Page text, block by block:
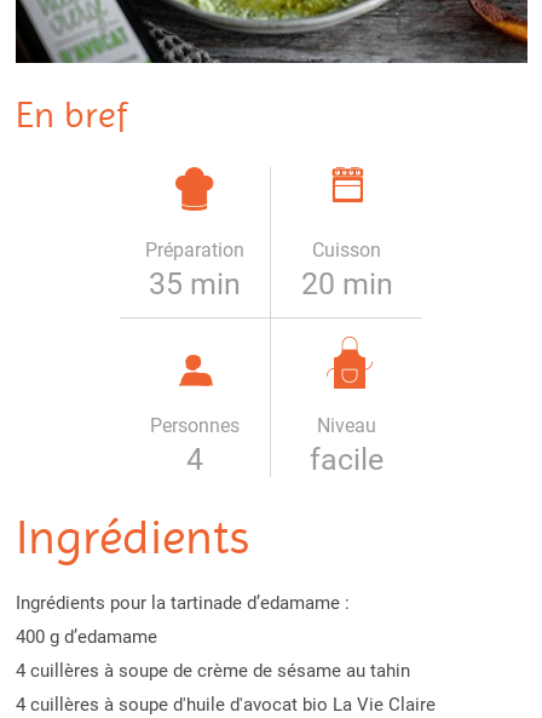
En bref
Préparation
35 min
Cuisson
20 min
Personnes
4
Niveau
facile
Ingrédients
Ingrédients pour la tartinade d’edamame :
400 g d’edamame
4 cuillères à soupe de crème de sésame au tahin
4 cuillères à soupe d'huile d'avocat bio La Vie Claire